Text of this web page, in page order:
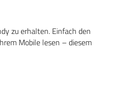
zu erhalten. Einfach den
Mobile lesen – diesem